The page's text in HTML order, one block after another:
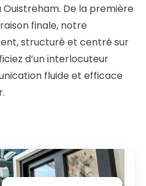
De la première
finale, notre
structuré et centré sur
d’un interlocuteur
fluide et efficace